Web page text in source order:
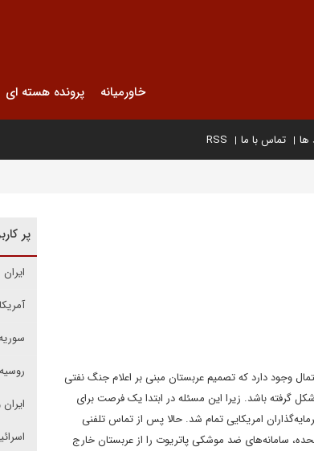
خاورمیانه پرونده هسته ای
ها تماس با ما RSS
وجود دارد که تصمیم عربستان مبنی بر اعلام جنگ نفتی
گرفته باشد. زیرا این مسئله در ابتدا یک فرصت برای
امریکایی تمام شد. حالا پس از تماس تلفنی
سامانه‌های ضد موشکی پاتریوت را از عربستان خارج
پر
ایران
آمریکا
روسیه